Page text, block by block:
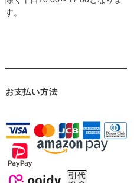
す。
お支払い方法